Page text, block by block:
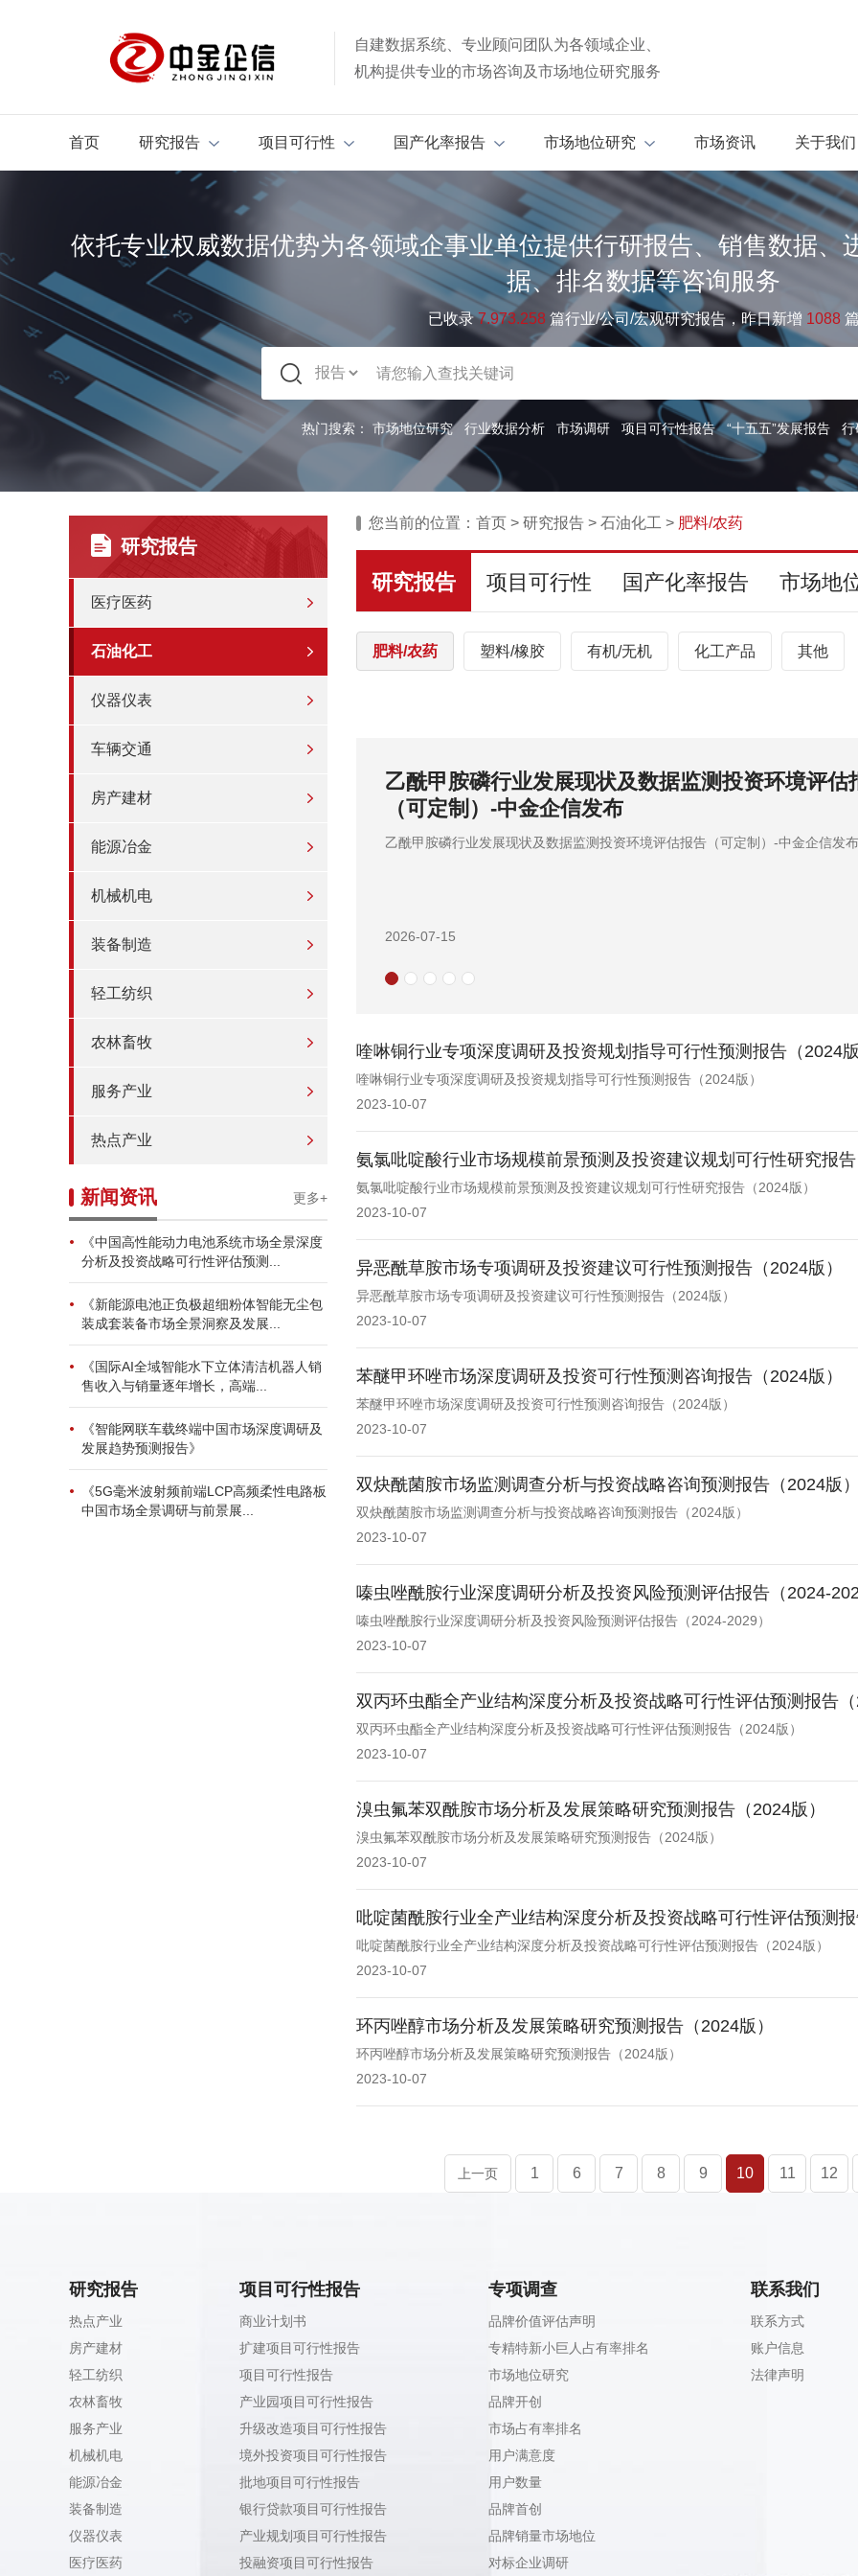
自建数据系统、专业顾问团队为各领域企业、
机构提供专业的市场咨询及市场地位研究服务
首页 研究报告 项目可行性 国产化率报告 市场地位研究 市场资讯 关于我们
依托专业权威数据优势为各领域企事业单位提供行研报告、销售数据、
据、排名数据等咨询服务
已收录7.973.258 篇行业/公司/宏观研究报告，昨日新增 1088 篇
热门搜索： 市场地位研究 行业数据分析 市场调研 项目可行性报告 “十五五”发展报告 行
研究报告
医疗医药
石油化工
仪器仪表
车辆交通
房产建材
能源冶金
机械机电
装备制造
轻工纺织
农林畜牧
服务产业
热点产业
新闻资讯 更多+
《中国高性能动力电池系统市场全景深度
分析及投资战略可行性评估预测...
《新能源电池正负极超细粉体智能无尘包
装成套装备市场全景洞察及发展...
《国际AI全域智能水下立体清洁机器人销
售收入与销量逐年增长，高端...
《智能网联车载终端中国市场深度调研及
发展趋势预测报告》
《5G毫米波射频前端LCP高频柔性电路板
中国市场全景调研与前景展...
您当前的位置： 首页 > 研究报告 > 石油化工 > 肥料/农药
研究报告 项目可行性 国产化率报告 市场地
肥料/农药 塑料/橡胶 有机/无机 化工产品 其他
2026年中国磷肥行业规模全景分析及预测（含企业
额及竞争格局分析）
2026年中国磷肥行业规模全景分析及预测（含企业市场份额及竞争格局分析）
2026-01-04
喹啉铜行业专项深度调研及投资规划指导可行性预测报告（2024版
喹啉铜行业专项深度调研及投资规划指导可行性预测报告（2024版）
2023-10-07
氨氯吡啶酸行业市场规模前景预测及投资建议规划可行性研究报告
氨氯吡啶酸行业市场规模前景预测及投资建议规划可行性研究报告（2024版）
2023-10-07
异恶酰草胺市场专项调研及投资建议可行性预测报告（2024版）
异恶酰草胺市场专项调研及投资建议可行性预测报告（2024版）
2023-10-07
苯醚甲环唑市场深度调研及投资可行性预测咨询报告（2024版）
苯醚甲环唑市场深度调研及投资可行性预测咨询报告（2024版）
2023-10-07
双炔酰菌胺市场监测调查分析与投资战略咨询预测报告（2024版）
双炔酰菌胺市场监测调查分析与投资战略咨询预测报告（2024版）
2023-10-07
嗪虫唑酰胺行业深度调研分析及投资风险预测评估报告（2024-
嗪虫唑酰胺行业深度调研分析及投资风险预测评估报告（2024-2029）
2023-10-07
双丙环虫酯全产业结构深度分析及投资战略可行性评估预测报告（
双丙环虫酯全产业结构深度分析及投资战略可行性评估预测报告（2024版）
2023-10-07
溴虫氟苯双酰胺市场分析及发展策略研究预测报告（2024版）
溴虫氟苯双酰胺市场分析及发展策略研究预测报告（2024版）
2023-10-07
吡啶菌酰胺行业全产业结构深度分析及投资战略可行性评估预测报
吡啶菌酰胺行业全产业结构深度分析及投资战略可行性评估预测报告（2024版）
2023-10-07
环丙唑醇市场分析及发展策略研究预测报告（2024版）
环丙唑醇市场分析及发展策略研究预测报告（2024版）
2023-10-07
上一页 1 6 7 8 9 10 11 12
研究报告
热点产业
房产建材
轻工纺织
农林畜牧
服务产业
机械机电
能源冶金
装备制造
仪器仪表
医疗医药
项目可行性报告
商业计划书
扩建项目可行性报告
项目可行性报告
产业园项目可行性报告
升级改造项目可行性报告
境外投资项目可行性报告
批地项目可行性报告
银行贷款项目可行性报告
产业规划项目可行性报告
投融资项目可行性报告
专项调查
品牌价值评估声明
专精特新小巨人占有率排名
市场地位研究
品牌开创
市场占有率排名
用户满意度
用户数量
品牌首创
品牌销量市场地位
对标企业调研
联系我们
联系方式
账户信息
法律声明